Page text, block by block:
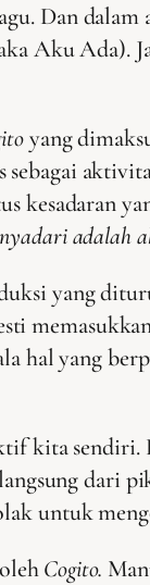
Dan
Aku Ada).
yang
kesadaran
adalah
yang
hal yang
kita
dari
untuk
Cogito.